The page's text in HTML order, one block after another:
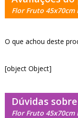
Flor Fruto 45x70cm
O que achou deste
[object Object]
Dúvidas
Flor Fruto 45x70cm